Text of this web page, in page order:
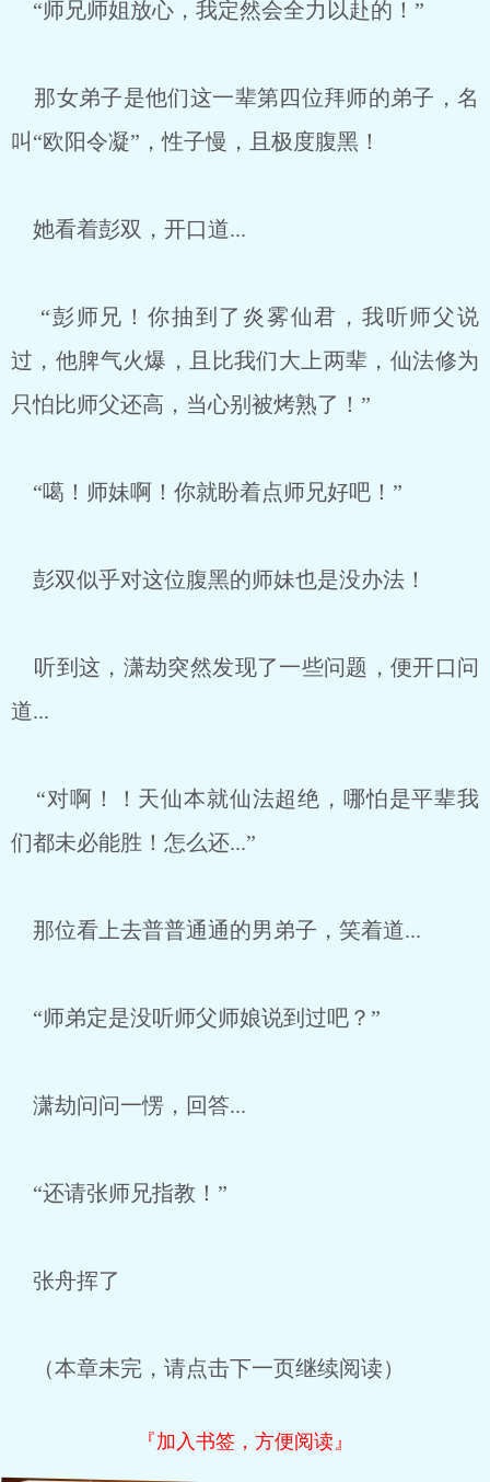
“师兄师姐放心，我定然会全力以赴的！”
那女弟子是他们这一辈第四位拜师的弟子，名
叫“欧阳令凝”，性子慢，且极度腹黑！
她看着彭双，开口道...
“彭师兄！你抽到了炎雾仙君，我听师父说
过，他脾气火爆，且比我们大上两辈，仙法修为
只怕比师父还高，当心别被烤熟了！”
“噶！师妹啊！你就盼着点师兄好吧！”
彭双似乎对这位腹黑的师妹也是没办法！
听到这，潇劫突然发现了一些问题，便开口问
道...
“对啊！！天仙本就仙法超绝，哪怕是平辈我
们都未必能胜！怎么还...”
那位看上去普普通通的男弟子，笑着道...
“师弟定是没听师父师娘说到过吧？”
潇劫问问一愣，回答...
“还请张师兄指教！”
张舟挥了
（本章未完，请点击下一页继续阅读）
『加入书签，方便阅读』